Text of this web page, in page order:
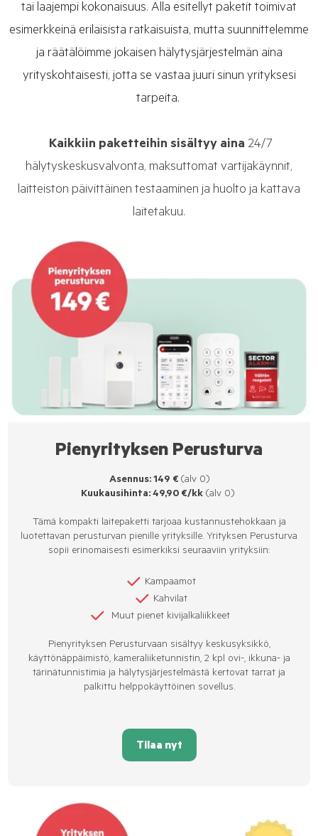
tai laajempi kokonaisuus. Alla esitellyt paketit toimivat
esimerkkeinä erilaisista ratkaisuista, mutta suunnittelemme
ja räätälöimme jokaisen hälytysjärjestelmän aina
yrityskohtaisesti, jotta se vastaa juuri sinun yrityksesi
tarpeita.
Kaikkiin paketteihin sisältyy aina 24/7
hälytyskeskusvalvonta, maksuttomat vartijakäynnit,
laitteiston päivittäinen testaaminen ja huolto ja kattava
laitetakuu.
Pienyrityksen Perusturva
Asennus: 149 € (alv 0)
Kuukausihinta: 49,90 €/kk (alv 0)
Tämä kompakti laitepaketti tarjoaa kustannustehokkaan ja
luotettavan perusturvan pienille yrityksille. Yrityksen Perusturva
sopii erinomaisesti esimerkiksi seuraaviin yrityksiin:
Kampaamot
Kahvilat
Muut pienet kivijalkaliikkeet
Pienyrityksen Perusturvaan sisältyy keskusyksikkö,
käyttönäppäimistö, kameraliiketunnistin, 2 kpl ovi-, ikkuna- ja
tärinätunnistimia ja hälytysjärjestelmästä kertovat tarrat ja
palkittu helppokäyttöinen sovellus.
Tilaa nyt